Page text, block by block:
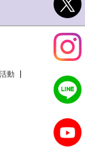
動